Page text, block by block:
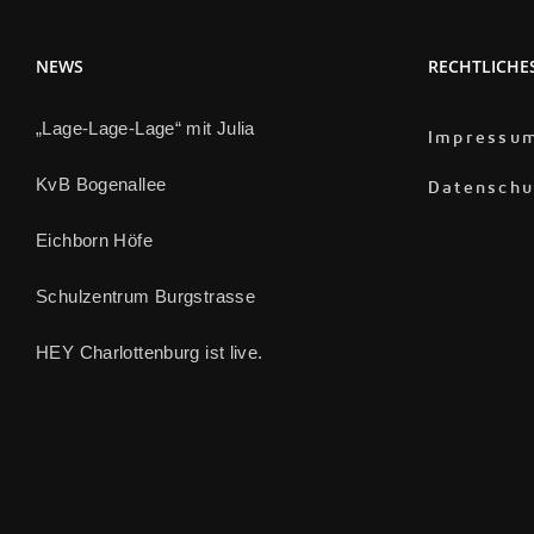
NEWS
„Lage-Lage-Lage“ mit Julia
KvB Bogenallee
Eichborn Höfe
Schulzentrum Burgstrasse
HEY Charlottenburg ist live.